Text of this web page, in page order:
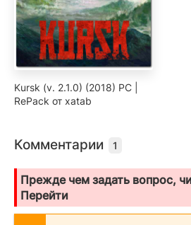
Kursk (v. 2.1.0) (2018) PC |
RePack от xatab
Комментарии 1
Прежде чем задать вопрос,
Перейти